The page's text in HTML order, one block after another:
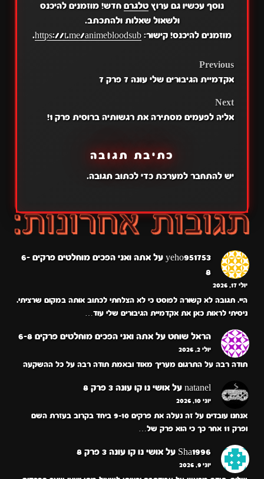
נוסף עכשיו גם ערוץטלגרםחדש! מוזמנים להיכנס
ולשאול שאלות ולהתכתב.
מוזמנים להיכנס! קישור: https://t.me/animebloodsub
.
POST
Previous
אקדמיית הגיבורים שלי עונה 7 פרק 7
Next
אליה לפעמים מסתירה את רגשותיה ברוסית פרק 1!
כתיבת תגובה
יש להתחבר למערכתכדי לכתוב תגובה.
yeho951753 על
אתה ואני הפכים מוחלטים פרקים 6-
8
יולי 17, 2026
היי. תגובה לא קשורה לפוסט כי לא הצלחתי לכתוב אותה במקום שרציתי.
ניסיתי לראות כאן את אקדמיית הגיבורים שלי עוד…
הראל שוחט על אתה ואני הפכים מוחלטים פרקים 6-8
יולי 2, 2026
תודה רבה על התרגום מעריך מאוד ובאמת תודה רבה על כל ההשקעה
natanel על אושי נו קו עונה 3 פרק 8
יוני 10, 2026
אנחנו עובדים על זה נעלה את פרקים 9-10 ביחד בקרוב בעזרת השם
ופרק 11 אחר כך כי הוא פרק של…
Sha1996 על אושי נו קו עונה 3 פרק 8
יוני 9, 2026